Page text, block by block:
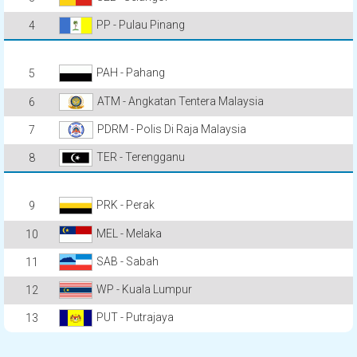
4 PP - Pulau Pinang
5 PAH - Pahang
6 ATM - Angkatan Tentera Malaysia
7 PDRM - Polis Di Raja Malaysia
8 TER - Terengganu
9 PRK - Perak
10 MEL - Melaka
11 SAB - Sabah
12 WP - Kuala Lumpur
13 PUT - Putrajaya